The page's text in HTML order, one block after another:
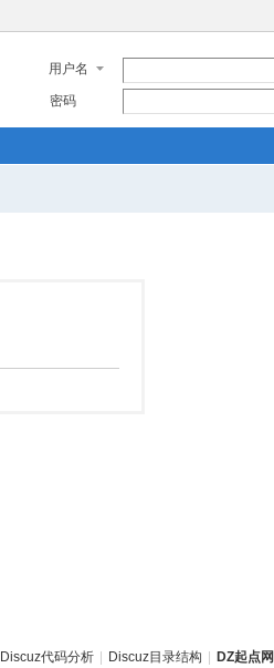
用户名
密码
Discuz代码分析 | Discuz目录结构 | DZ起点网